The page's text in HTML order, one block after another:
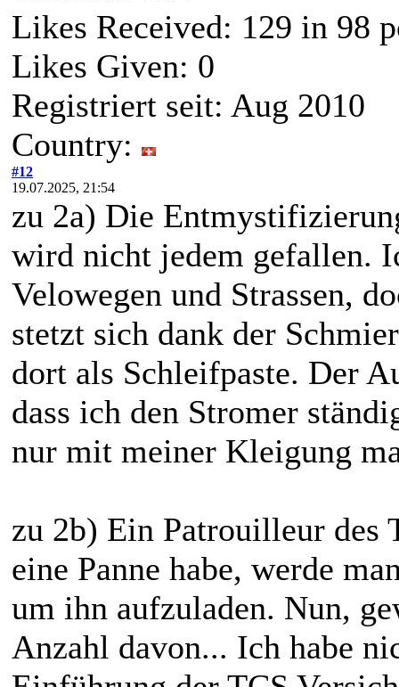
Likes Received: 129 in 98
Likes Given: 0
Registriert seit: Aug 2010
Country:
#12
19.07.2025, 21:54
zu 2a) Die
wird nicht jedem gefallen.
Velowegen und Strassen,
stetzt sich dank der
dort als Schleifpaste. Der
dass ich den Stromer
nur mit meiner Kleigung
zu 2b) Ein Patrouilleur des
eine Panne habe, werde
um ihn aufzuladen. Nun,
Anzahl davon... Ich habe